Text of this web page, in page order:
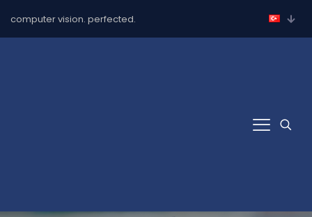
computer vision. perfected.